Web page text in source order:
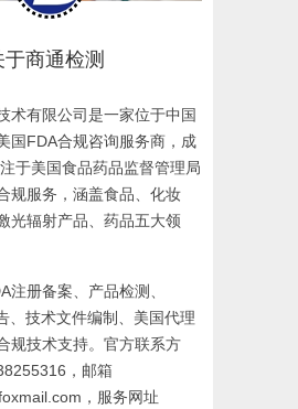
于商通检测
术有限公司是一家位于中国
国FDA合规咨询服务商，成
于美国食品药品监督管理局
规服务，涵盖食品、化妆
光辐射产品、药品五大领
注册备案、产品检测、
、技术文件编制、美国代理
规技术支持。官方联系方
，邮箱
，服务网址